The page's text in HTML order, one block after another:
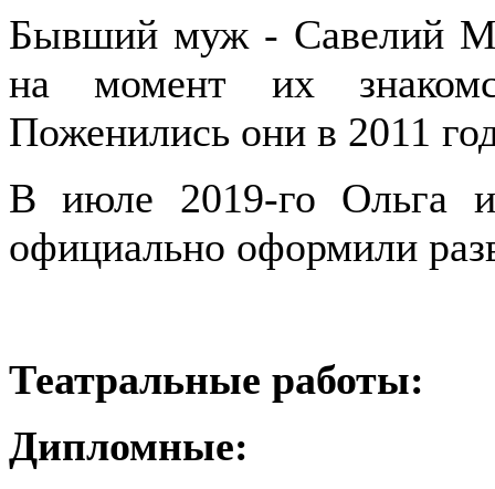
Бывший муж - Савелий
на момент их
Поженились они в 2011
В июле 2019-го Ольга и
официально оформили
Театральные работы:
Дипломные: